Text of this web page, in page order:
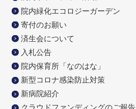
院内緑化エコロジーガーデン
寄付のお願い
済生会について
入札公告
院内保育所「なのはな」
新型コロナ感染防止対策
新病院紹介